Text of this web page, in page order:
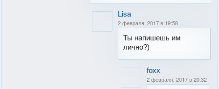
Lisa
2 февраля, 2017 в 19:58
Ты напишешь им
лично?)
foxx
2 февраля, 2017 в 20:32